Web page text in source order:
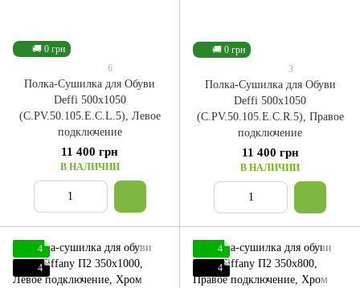
🚚 0 грн
6
Полка-Сушилка для Обуви
Deffi 500x1050
(C.PV.50.105.E.C.L.5), Левое
подключение
11 400 грн
В НАЛИЧИИ
🚚 0 грн
3
Полка-Сушилка для Обуви
Deffi 500x1050
(C.PV.50.105.E.C.R.5), Правое
подключение
11 400 грн
В НАЛИЧИИ
4
4
4
4